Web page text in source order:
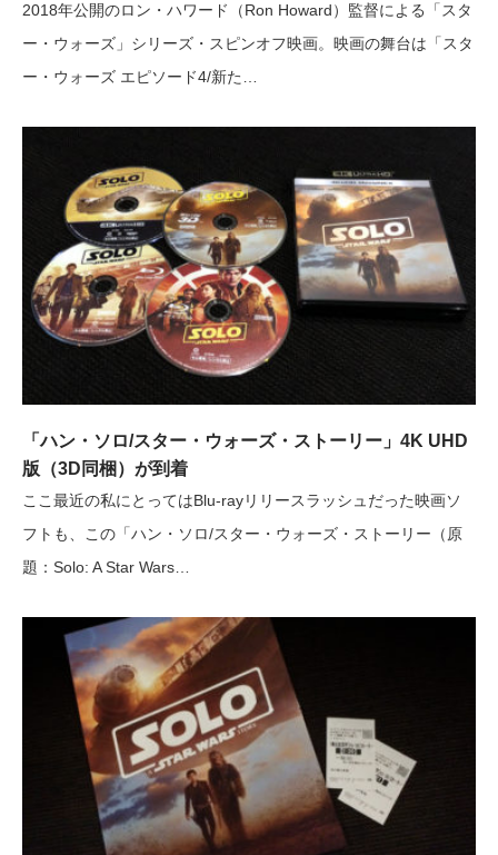
2018年公開のロン・ハワード（Ron Howard）監督による「スタ
ー・ウォーズ」シリーズ・スピンオフ映画。映画の舞台は「スタ
ー・ウォーズ エピソード4/新た…
「ハン・ソロ/スター・ウォーズ・ストーリー」4K UHD
版（3D同梱）が到着
ここ最近の私にとってはBlu-rayリリースラッシュだった映画ソ
フトも、この「ハン・ソロ/スター・ウォーズ・ストーリー（原
題：Solo: A Star Wars…